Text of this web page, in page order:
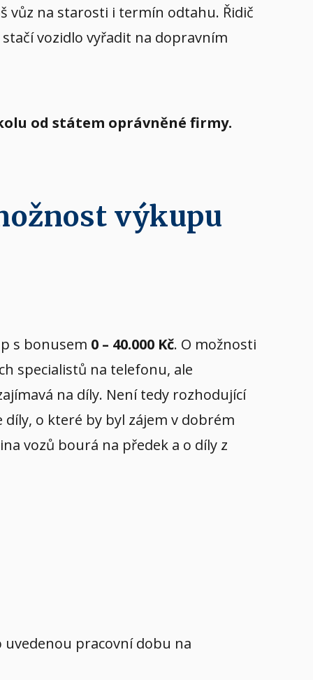
vůz na starosti i termín odtahu. Řidič
vozidlo vyřadit na dopravním
od státem oprávněné firmy.
výkupu
s bonusem 0 – 40.000 Kč. O možnosti
specialistů na telefonu, ale
na díly. Není tedy rozhodující
díly, o které by byl zájem v dobrém
vozů bourá na předek a o díly z
uvedenou pracovní dobu na